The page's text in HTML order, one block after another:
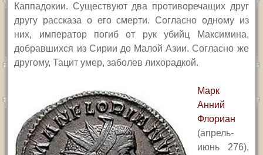
Каппадокии. Существуют два противоречащих друг
другу рассказа о его смерти. Согласно одному из
них, император погиб от рук убийц Максимина,
добравшихся из Сирии до Малой Азии. Согласно же
другому, Тацит умер, заболев лихорадкой.
Марк
Анний
Флориан
(апрель-
июнь 276),